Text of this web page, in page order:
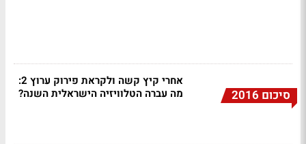
סיכום 2016
אחרי קיץ קשה ולקראת פירוק ערוץ 2:
מה עברה הטלוויזיה הישראלית השנה?